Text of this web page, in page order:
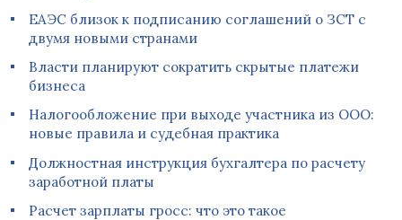
ЕАЭС близок к подписанию соглашений о ЗСТ с
двумя новыми странами
Власти планируют сократить скрытые платежи
бизнеса
Налогообложение при выходе участника из ООО:
новые правила и судебная практика
Должностная инструкция бухгалтера по расчету
заработной платы
Расчет зарплаты гросс: что это такое